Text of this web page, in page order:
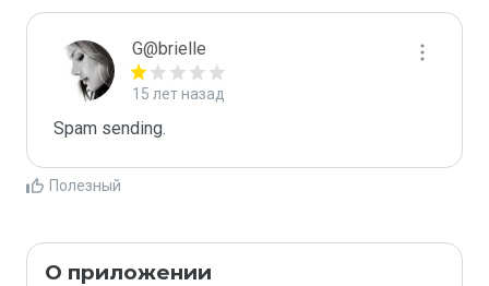
G@brielle
15 лет назад
Spam sending.
Полезный
О приложении